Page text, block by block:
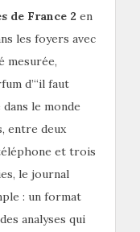
de France 2 en
les foyers avec
mesurée,
d’“il faut
dans le monde
entre deux
et trois
le journal
: un format
analyses qui